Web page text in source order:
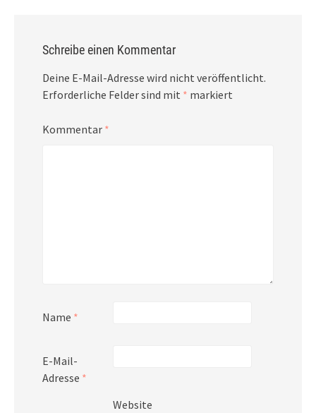
Schreibe einen Kommentar
Deine E-Mail-Adresse wird nicht veröffentlicht.
Erforderliche Felder sind mit * markiert
Kommentar *
Name *
E-Mail-
Adresse *
Website